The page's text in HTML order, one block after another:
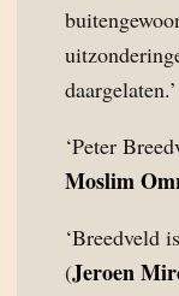
‘Peter
Moslim
‘Breedveld
(Jeroen